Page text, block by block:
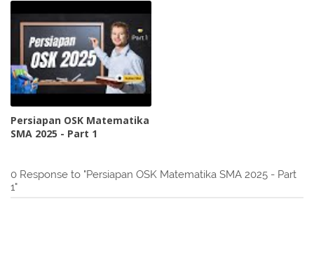
Persiapan OSK Matematika
SMA 2025 - Part 1
0 Response to "Persiapan OSK Matematika SMA 2025 - Part
1"